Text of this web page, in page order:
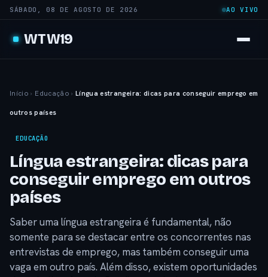
SÁBADO, 08 DE AGOSTO DE 2026 AO VIVO
WTW19
Início › Educação › Língua estrangeira: dicas para conseguir emprego em
outros países
EDUCAÇÃO
Língua estrangeira: dicas para
conseguir emprego em outros
países
Saber uma língua estrangeira é fundamental, não
somente para se destacar entre os concorrentes nas
entrevistas de emprego, mas também conseguir uma
vaga em outro país. Além disso, existem oportunidades